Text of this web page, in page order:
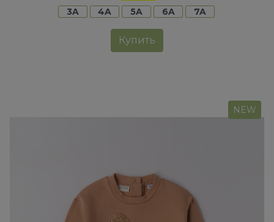
3A
4A 5A 6A 7A
Купить
NEW